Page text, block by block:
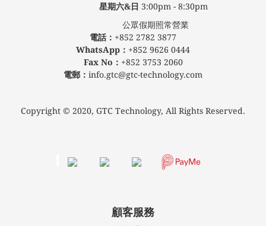
星期六&日 3:00pm - 8:30pm
公眾假期照常營業
電話： +852 2782 3877
WhatsApp： +852 9626 0444
Fax No： +852 3753 2060
電郵： info.gtc@gtc-technology.com
Copyright © 2020, GTC Technology, All Rights Reserved.
顧客服務